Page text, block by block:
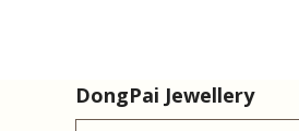
DongPai Jewellery